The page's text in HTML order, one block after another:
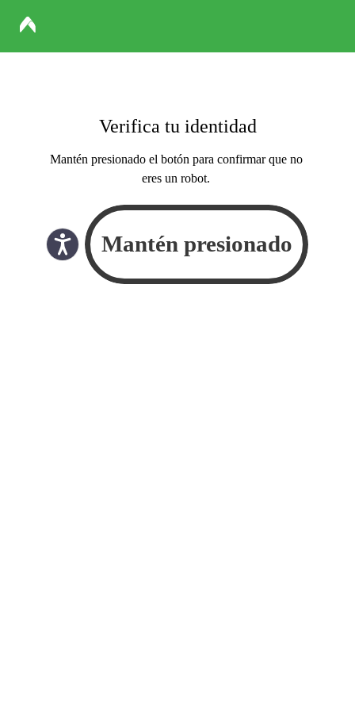
Verifica tu identidad
Mantén presionado el botón para confirmar que no
eres un robot.